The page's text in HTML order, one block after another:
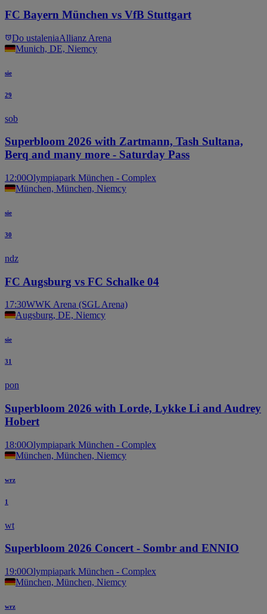
FC Bayern München vs VfB Stuttgart
Do ustaleniaAllianz Arena
Munich, DE, Niemcy
sie
29
sob
Superbloom 2026 with Zartmann, Tash Sultana,
Berq and many more - Saturday Pass
12:00Olympiapark München - Complex
München, München, Niemcy
sie
30
ndz
FC Augsburg vs FC Schalke 04
17:30WWK Arena (SGL Arena)
Augsburg, DE, Niemcy
sie
31
pon
Superbloom 2026 with Lorde, Lykke Li and Audrey
Hobert
18:00Olympiapark München - Complex
München, München, Niemcy
wrz
1
wt
Superbloom 2026 Concert - Sombr and ENNIO
19:00Olympiapark München - Complex
München, München, Niemcy
wrz